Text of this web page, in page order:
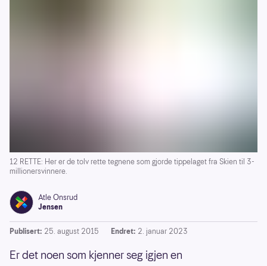
12 RETTE: Her er de tolv rette tegnene som gjorde tippelaget fra Skien til 3-
millionersvinnere.
Atle Onsrud
Jensen
Publisert: 25. august 2015 Endret: 2. januar 2023
Er det noen som kjenner seg igjen en